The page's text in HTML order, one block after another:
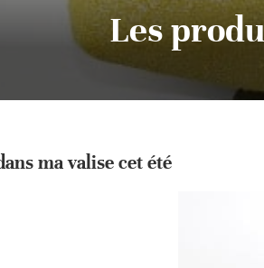
Les
ma valise cet été